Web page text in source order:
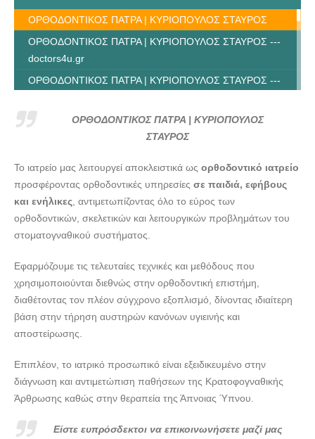
ΟΡΘΟΔΟΝΤΙΚΟΣ ΠΑΤΡΑ | ΚΥΡΙΟΠΟΥΛΟΣ ΣΤΑΥΡΟΣ
ΟΡΘΟΔΟΝΤΙΚΟΣ ΠΑΤΡΑ | ΚΥΡΙΟΠΟΥΛΟΣ ΣΤΑΥΡΟΣ ---
doctors4u.gr
ΟΡΘΟΔΟΝΤΙΚΟΣ ΠΑΤΡΑ | ΚΥΡΙΟΠΟΥΛΟΣ ΣΤΑΥΡΟΣ ---
ΟΡΘΟΔΟΝΤΙΚΟΣ ΠΑΤΡΑ | ΚΥΡΙΟΠΟΥΛΟΣ ΣΤΑΥΡΟΣ ---
doctors4u.gr
ΟΡΘΟΔΟΝΤΙΚΟΣ ΠΑΤΡΑ | ΚΥΡΙΟΠΟΥΛΟΣ ΣΤΑΥΡΟΣ ---
doctors4u.gr
ΟΡΘΟΔΟΝΤΙΚΟΣ ΠΑΤΡΑ | ΚΥΡΙΟΠΟΥΛΟΣ ΣΤΑΥΡΟΣ ---
ΟΡΘΟΔΟΝΤΙΚΟΣ ΠΑΤΡΑ | ΚΥΡΙΟΠΟΥΛΟΣ ΣΤΑΥΡΟΣ ---
doctors4u.gr
ΟΡΘΟΔΟΝΤΙΚΟΣ ΠΑΤΡΑ | ΚΥΡΙΟΠΟΥΛΟΣ ΣΤΑΥΡΟΣ ---
doctors4u.gr
doctors4u.gr
ΟΡΘΟΔΟΝΤΙΚΟΣ ΠΑΤΡΑ | ΚΥΡΙΟΠΟΥΛΟΣ ΣΤΑΥΡΟΣ ---
doctors4u.gr
ΟΡΘΟΔΟΝΤΙΚΟΣ ΠΑΤΡΑ | ΚΥΡΙΟΠΟΥΛΟΣ ΣΤΑΥΡΟΣ ---
ΟΡΘΟΔΟΝΤΙΚΟΣ ΠΑΤΡΑ | ΚΥΡΙΟΠΟΥΛΟΣ
ΣΤΑΥΡΟΣ
Το ιατρείο μας λειτουργεί αποκλειστικά ως ορθοδοντικό ιατρείο
προσφέροντας ορθοδοντικές υπηρεσίες σε παιδιά, εφήβους
και ενήλικες , αντιμετωπίζοντας όλο το εύρος των
ορθοδοντικών, σκελετικών και λειτουργικών προβλημάτων του
στοματογναθικού συστήματος.
Εφαρμόζουμε τις τελευταίες τεχνικές και μεθόδους που
χρησιμοποιούνται διεθνώς στην ορθοδοντική επιστήμη,
διαθέτοντας τον πλέον σύγχρονο εξοπλισμό, δίνοντας ιδιαίτερη
βάση στην τήρηση αυστηρών κανόνων υγιεινής και
αποστείρωσης.
Επιπλέον, το ιατρικό προσωπικό είναι εξειδικευμένο στην
διάγνωση και αντιμετώπιση παθήσεων της Κρατοφογναθικής
Άρθρωσης καθώς στην θεραπεία της Άπνοιας Ύπνου.
Είστε ευπρόσδεκτοι να επικοινωνήσετε μαζί μας